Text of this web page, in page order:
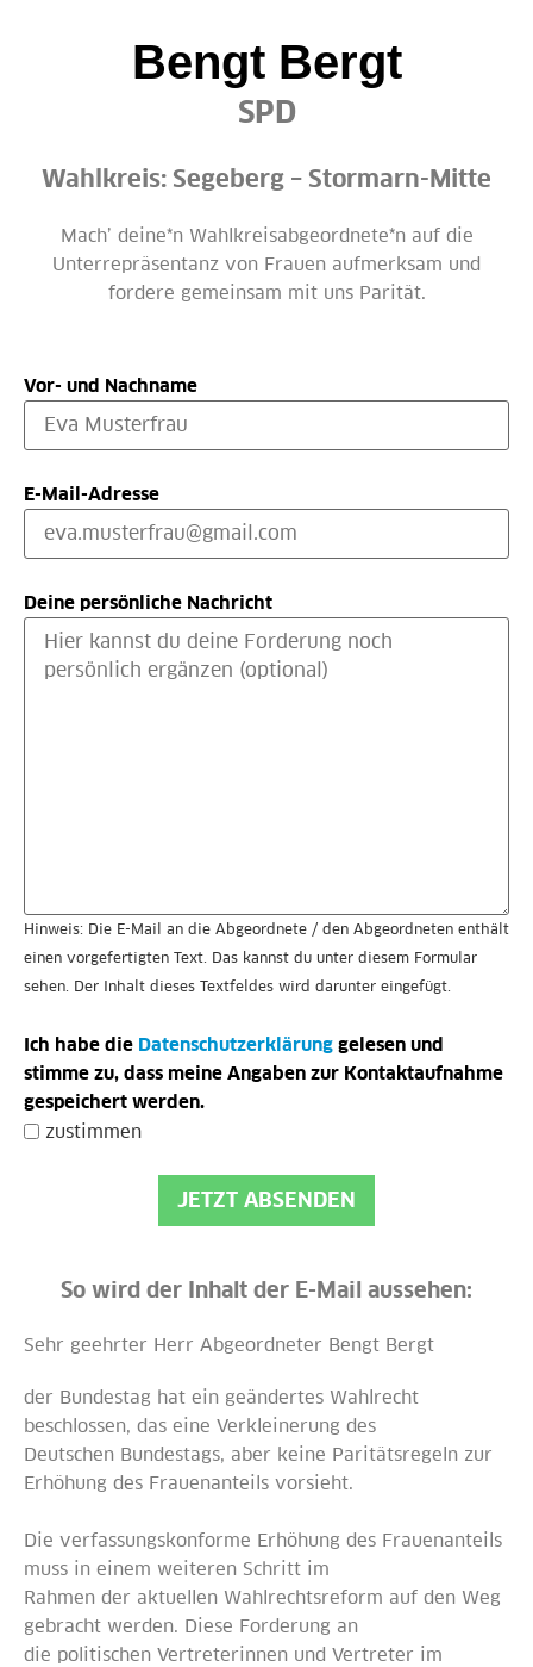
Bengt Bergt
SPD
Wahlkreis: Segeberg – Stormarn-Mitte
Mach’ deine*n Wahlkreisabgeordnete*n auf die
Unterrepräsentanz von Frauen aufmerksam und
fordere gemeinsam mit uns Parität.
Vor- und Nachname
E-Mail-Adresse
Deine persönliche Nachricht
Hinweis: Die E-Mail an die Abgeordnete / den Abgeordneten enthält
einen vorgefertigten Text. Das kannst du unter diesem Formular
sehen. Der Inhalt dieses Textfeldes wird darunter eingefügt.
Ich habe die Datenschutzerklärung gelesen und
stimme zu, dass meine Angaben zur Kontaktaufnahme
gespeichert werden.
zustimmen
JETZT ABSENDEN
So wird der Inhalt der E-Mail aussehen:
Sehr geehrter Herr Abgeordneter Bengt Bergt
der Bundestag hat ein geändertes Wahlrecht
beschlossen, das eine Verkleinerung des
Deutschen Bundestags, aber keine Paritätsregeln zur
Erhöhung des Frauenanteils vorsieht.
Die verfassungskonforme Erhöhung des Frauenanteils
muss in einem weiteren Schritt im
Rahmen der aktuellen Wahlrechtsreform auf den Weg
gebracht werden. Diese Forderung an
die politischen Vertreterinnen und Vertreter im